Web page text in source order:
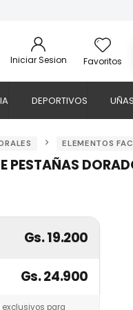
Iniciar Sesion Favoritos
DEPORTIVOS UÑAS
ELEMENTOS
PESTAÑAS
Gs. 19.200
Gs. 24.900
para